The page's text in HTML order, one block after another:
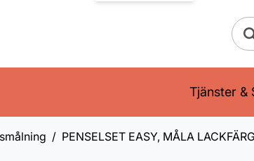
Tjänster &
PENSELSET EASY, MÅLA LACKFÄRG